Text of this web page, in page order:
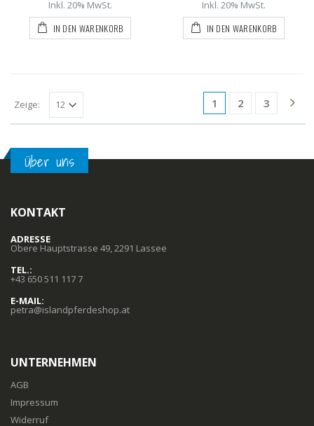
Inkl. 20% MwSt.
IN DEN WARENKORB
Inkl. 20% MwSt.
IN DEN WARENKORB
1 2 3
Zeige:
Über uns
KONTAKT
ADRESSE
Obere Hauptstrasse 49, 2291 Lassee
TEL.:
+43 650 511 117 7
E-MAIL:
petra@islandpferdeshop.at
UNTERNEHMEN
AGB
Impressum
Widerruf